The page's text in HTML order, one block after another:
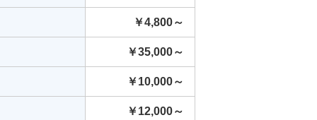
￥4,800～
￥35,000～
￥10,000～
￥12,000～